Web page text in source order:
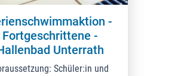
-
Fortgeschrittene -
Unterrath
Schüler:in und